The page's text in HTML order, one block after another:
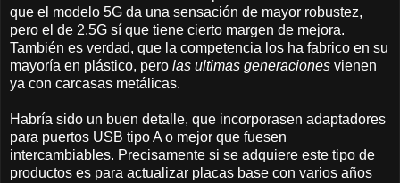
que el modelo 5G da una sensación de mayor robustez,
pero el de 2.5G sí que tiene cierto margen de mejora.
También es verdad, que la competencia los ha fabrico en su
mayoría en plástico, pero las ultimas generaciones vienen
ya con carcasas metálicas.
Habría sido un buen detalle, que incorporasen adaptadores
para puertos USB tipo A o mejor que fuesen
intercambiables. Precisamente si se adquiere este tipo de
productos es para actualizar placas base con varios años